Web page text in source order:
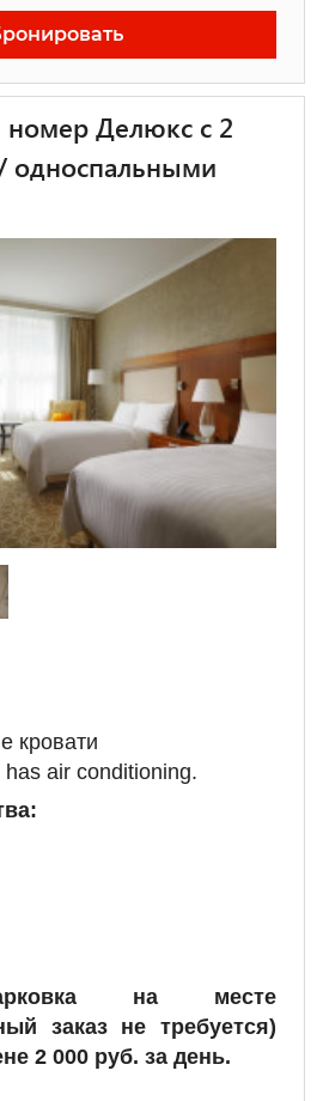
Делюкс с 2
односпальными
кровати
air conditioning.
на месте
заказ не требуется)
2 000 руб. за день.